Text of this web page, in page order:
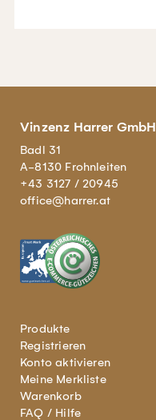
Vinzenz Harrer GmbH
Badl 31
A-8130 Frohnleiten
+43 3127 / 20945
office@harrer.at
Produkte
Registrieren
Konto aktivieren
Meine Merkliste
Warenkorb
FAQ / Hilfe